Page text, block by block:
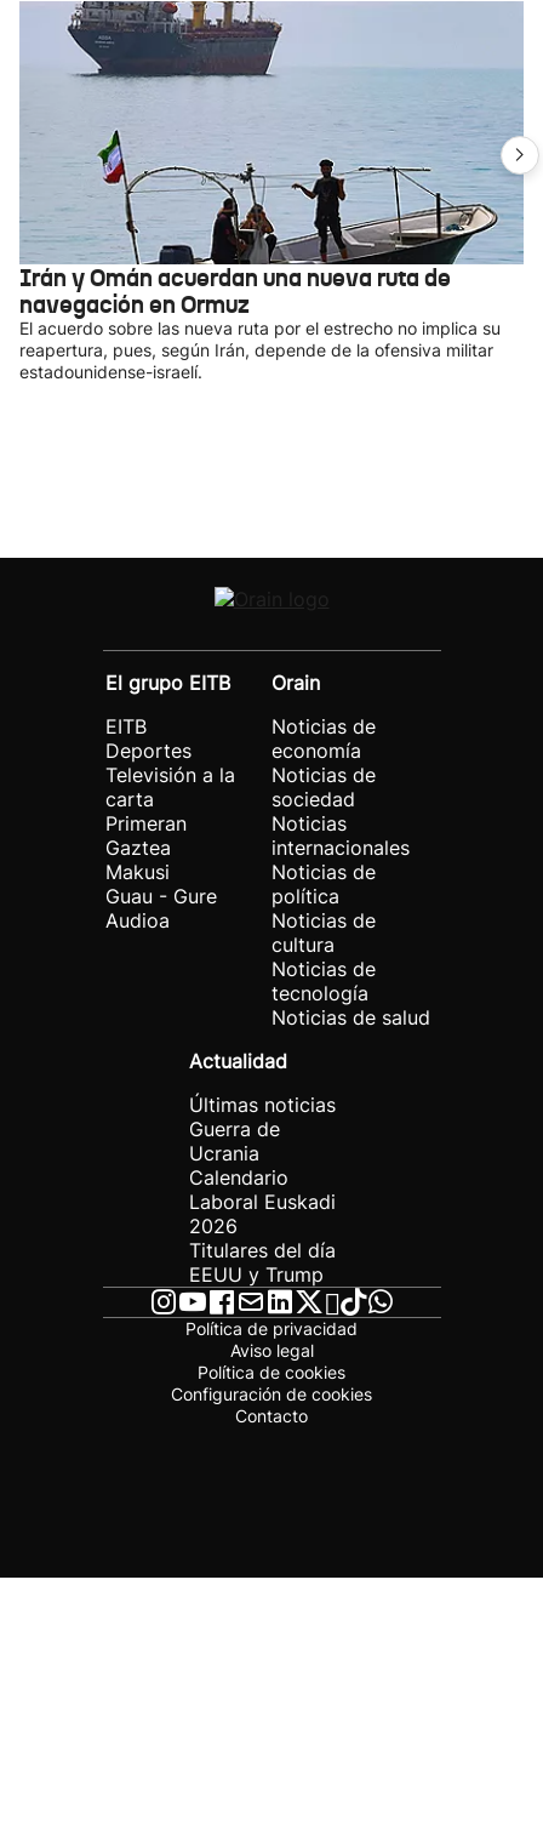
Irán y Omán acuerdan una nueva ruta de
navegación en Ormuz
El acuerdo sobre las nueva ruta por el estrecho no implica su
reapertura, pues, según Irán, depende de la ofensiva militar
estadounidense-israelí.
El grupo EITB
EITB
Deportes
Televisión a la
carta
Primeran
Gaztea
Makusi
Guau - Gure
Audioa
Orain
Noticias de
economía
Noticias de
sociedad
Noticias
internacionales
Noticias de
política
Noticias de
cultura
Noticias de
tecnología
Noticias de salud
Actualidad
Últimas noticias
Guerra de
Ucrania
Calendario
Laboral Euskadi
2026
Titulares del día
EEUU y Trump
Política de privacidad
Aviso legal
Política de cookies
Configuración de cookies
Contacto